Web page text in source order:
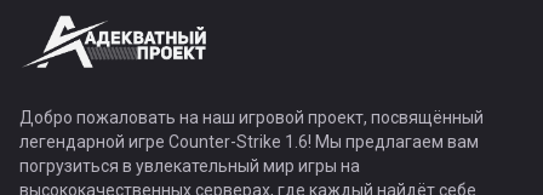
Добро пожаловать на наш игровой проект, посвящённый
легендарной игре Counter-Strike 1.6! Мы предлагаем вам
погрузиться в увлекательный мир игры на
высококачественных серверах, где каждый найдёт себе